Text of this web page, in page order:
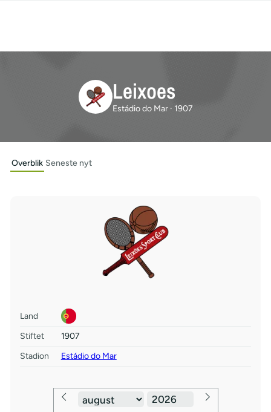
Leixoes
Estádio do Mar · 1907
Overblik Seneste nyt
Land
Stiftet
1907
Stadion
Estádio do Mar